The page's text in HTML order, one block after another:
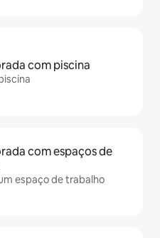
com piscina
com espaços de
espaço de trabalho